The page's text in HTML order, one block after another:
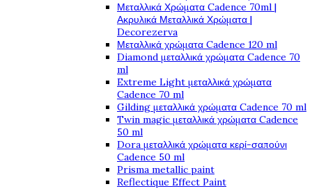
Μεταλλικά Χρώματα Cadence 70ml |
Ακρυλικά Μεταλλικά Χρώματα |
Decorezerva
Μεταλλικά χρώματα Cadence 120 ml
Diamond μεταλλικά χρώματα Cadence 70
ml
Extreme Light μεταλλικά χρώματα
Cadence 70 ml
Gilding μεταλλικά χρώματα Cadence 70 ml
Twin magic μεταλλικά χρώματα Cadence
50 ml
Dora μεταλλικά χρώματα κερί-σαπούνι
Cadence 50 ml
Prisma metallic paint
Reflectique Effect Paint